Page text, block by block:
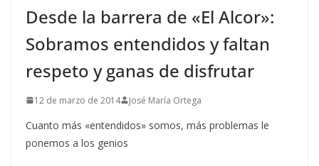
Desde la barrera de «El Alcor»:
Sobramos entendidos y faltan
respeto y ganas de disfrutar
12 de marzo de 2014 José María Ortega
Cuanto más «entendidos» somos, más problemas le
ponemos a los genios